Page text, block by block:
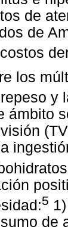
de
de
costos
los
y
ámbito
5
de